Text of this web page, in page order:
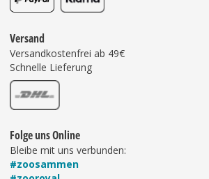
Versand
Versandkostenfrei ab 49€
Schnelle Lieferung
Folge uns Online
Bleibe mit uns verbunden:
#zoosammen